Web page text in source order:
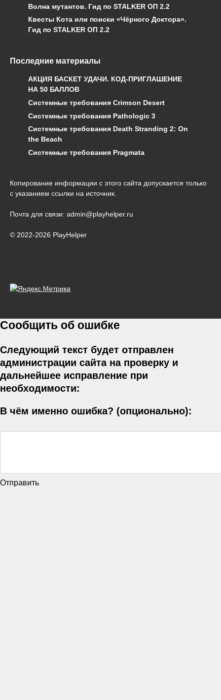
Волна мутантов. Гид по STALKER ОП 2.2
Квесты Кота или поиски «Чёрного Доктора».
Гид по STALKER ОП 2.2
Последние материалы
АКЦИЯ БАСКЕТ УДАЧИ. КОД-ПРИГЛАШЕНИЕ
НА 50 БАЛЛОВ
Системные требования Crimson Desert
Системные требования Pathologic 3
Системные требования Death Stranding 2: On
the Beach
Системные требования Pragmata
Копирование информации с этого сайта допускается только
с указанием ссылки на источник.
Почта для связи: admin@playhelper.ru
© 2022-2026 PlayHelper
Сообщить об ошибке
Следующий текст будет отправлен
администрации сайта на проверку и
дальнейшее исправление при
необходимости:
В чём именно ошибка? (опционально):
Отправить